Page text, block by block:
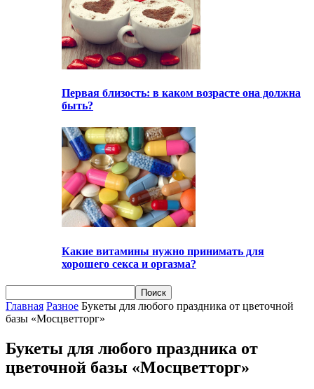
Первая близость: в каком возрасте она должна
быть?
Какие витамины нужно принимать для
хорошего секса и оргазма?
Главная Разное Букеты для любого праздника от цветочной
базы «Мосцветторг»
Букеты для любого праздника от
цветочной базы «Мосцветторг»